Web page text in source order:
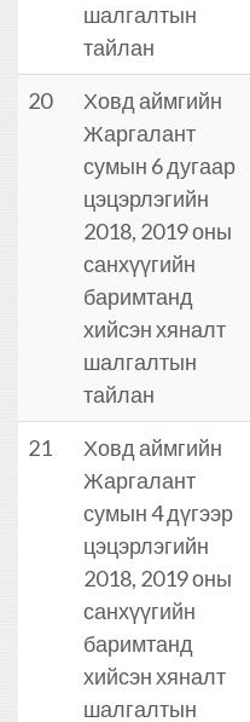
шалгалтын
тайлан
20
Ховд аймгийн
Жаргалант
сумын 6 дугаар
цэцэрлэгийн
2018, 2019 оны
санхүүгийн
баримтанд
хийсэн хяналт
шалгалтын
тайлан
21
Ховд аймгийн
Жаргалант
сумын 4 дүгээр
цэцэрлэгийн
2018, 2019 оны
санхүүгийн
баримтанд
хийсэн хяналт
шалгалтын